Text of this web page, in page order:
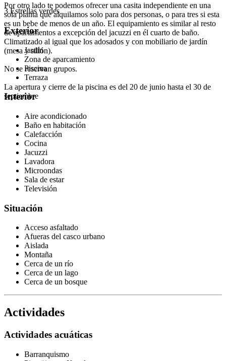
Por otro lado te podemos ofrecer una casita independiente en una
sola planta que alquilamos solo para dos personas, o para tres si esta
es un bebe de menos de un año. El equipamiento es similar al resto
de apartamentos a excepción del jacuzzi en él cuarto de baño.
Climatizado al igual que los adosados y con mobiliario de jardín
(mesa y sillón).
No se reservan grupos.
La apertura y cierre de la piscina es del 20 de junio hasta el 30 de
septiembre
3 Estrellas verdes
Exterior
Jardín
Zona de aparcamiento
Piscina
Terraza
Interior
Aire acondicionado
Baño en habitación
Calefacción
Cocina
Jacuzzi
Lavadora
Microondas
Sala de estar
Televisión
Situación
Acceso asfaltado
Afueras del casco urbano
Aislada
Montaña
Cerca de un río
Cerca de un lago
Cerca de un bosque
Actividades
Actividades acuáticas
Barranquismo